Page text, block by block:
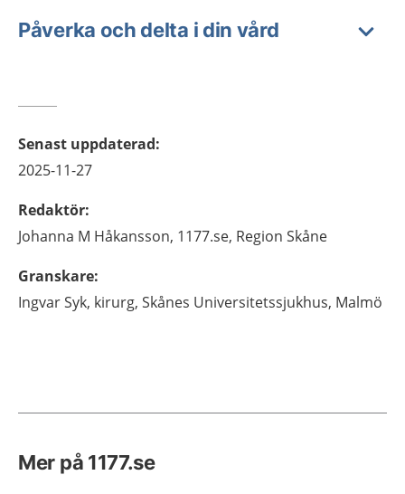
Påverka och delta i din vård
Senast uppdaterad:
2025-11-27
Redaktör:
Johanna M Håkansson, 1177.se, Region Skåne
Granskare:
IngvarSyk, kirurg, Skånes Universitetssjukhus, Malmö
Mer på 1177.se